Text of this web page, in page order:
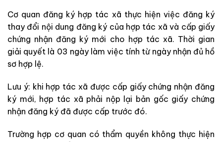
Cơ quan đăng ký hợp tác xã thực hiện việc đăng ký
thay đổi nội dung đăng ký của hợp tác xã và cấp giấy
chứng nhận đăng ký mới cho hợp tác xã. Thời gian
giải quyết là 03 ngày làm việc tính từ ngày nhận đủ hồ
sơ hợp lệ.
Lưu ý: khi hợp tác xã được cấp giấy chứng nhận đăng
ký mới, hợp tác xã phải nộp lại bản gốc giấy chứng
nhận đăng ký đã được cấp trước đó.
Trường hợp cơ quan có thẩm quyền không thực hiện